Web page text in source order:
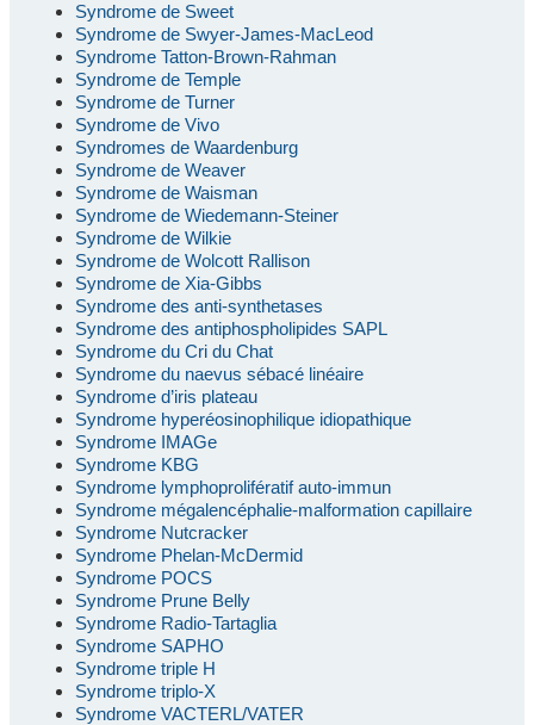
Syndrome de Sweet
Syndrome de Swyer-James-MacLeod
Syndrome Tatton-Brown-Rahman
Syndrome de Temple
Syndrome de Turner
Syndrome de Vivo
Syndromes de Waardenburg
Syndrome de Weaver
Syndrome de Waisman
Syndrome de Wiedemann-Steiner
Syndrome de Wilkie
Syndrome de Wolcott Rallison
Syndrome de Xia-Gibbs
Syndrome des anti-synthetases
Syndrome des antiphospholipides SAPL
Syndrome du Cri du Chat
Syndrome du naevus sébacé linéaire
Syndrome d’iris plateau
Syndrome hyperéosinophilique idiopathique
Syndrome IMAGe
Syndrome KBG
Syndrome lymphoprolifératif auto-immun
Syndrome mégalencéphalie-malformation capillaire
Syndrome Nutcracker
Syndrome Phelan-McDermid
Syndrome POCS
Syndrome Prune Belly
Syndrome Radio-Tartaglia
Syndrome SAPHO
Syndrome triple H
Syndrome triplo-X
Syndrome VACTERL/VATER